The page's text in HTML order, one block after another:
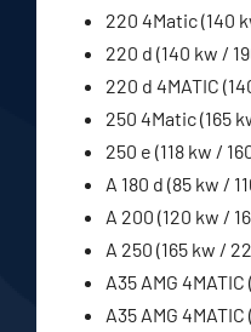
220 4Matic (140
220 d (140 kw /
220 d 4MATIC
250 4Matic (165
250 e (118 kw /
A 180 d (85 kw /
A 200 (120 kw /
A 250 (165 kw /
A35 AMG
A35 AMG